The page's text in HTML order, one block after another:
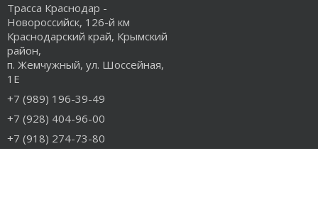
Трасса Краснодар -
Новороссийск, 126-й км
Краснодарский край, Крымский
район,
п. Жемчужный, ул. Шоссейная,
1Е
+7 (989) 196-39-49
+7 (928) 404-96-00
+7 (918) 274-73-80